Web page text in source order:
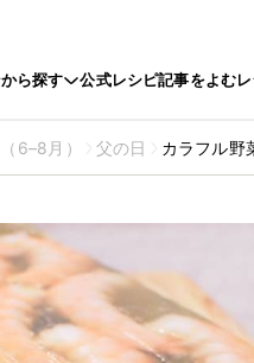
ら探す 公式レシピ記事をよむ
6–8月） 父の日 カラフル野